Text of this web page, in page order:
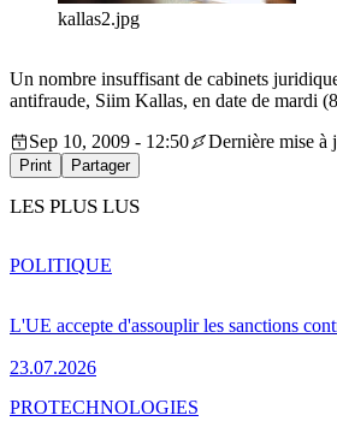
kallas2.jpg
Un nombre insuffisant de cabinets
antifraude, Siim Kallas, en date de mardi
Sep 10, 2009 - 12:50
Dernière mise à
Print Partager
LES PLUS LUS
L'UE accepte d'assouplir les sanctions
23.07.2026
POLITIQUE
PROTECHNOLOGIES